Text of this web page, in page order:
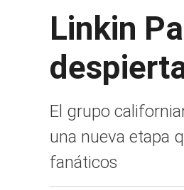
Linkin
El grupo
una nueva etapa
fanáticos